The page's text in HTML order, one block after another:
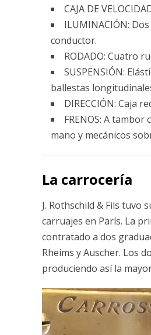
CAJA DE
ILUMINACIÓN:
conductor.
RODADO: Cuatro
SUSPENSIÓN:
ballestas
DIRECCIÓN: Caja
FRENOS: A
mano y mecánicos
La carrocería
J. Rothschild & Fils tuvo
carruajes en París. La
contratado a dos
Rheims y Auscher. Los
produciendo así la